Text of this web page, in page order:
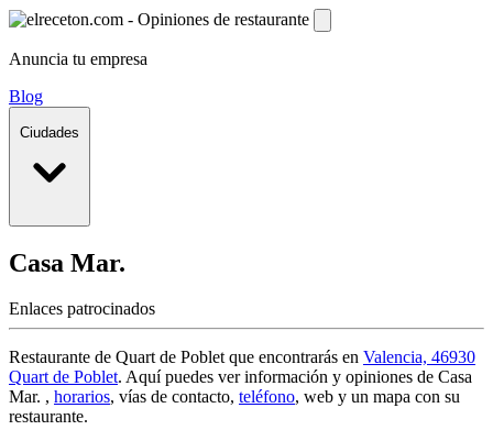
Anuncia tu empresa
Blog
Ciudades
Casa Mar.
Enlaces patrocinados
Restaurante de Quart de Poblet que encontrarás en Valencia, 46930
Quart de Poblet. Aquí puedes ver información y opiniones de Casa
Mar. , horarios, vías de contacto, teléfono, web y un mapa con su
restaurante.